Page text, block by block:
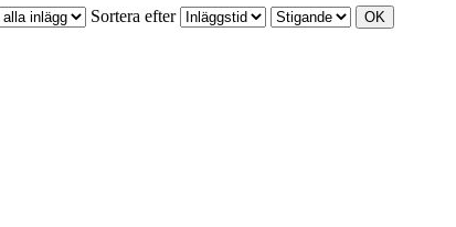
Sortera efter